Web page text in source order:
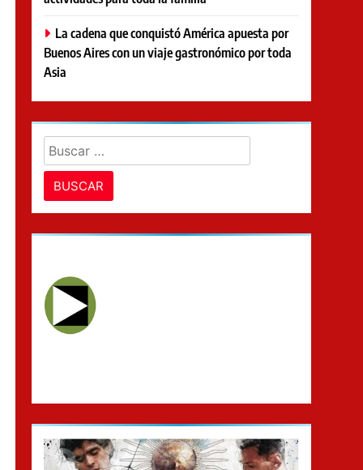
La cadena que conquistó América apuesta por
Buenos Aires con un viaje gastronómico por toda
Asia
Buscar: